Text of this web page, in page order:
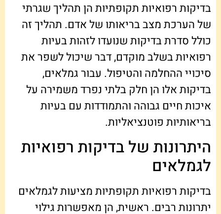
בדיקות רפואיות תקופתיות הן תהליך שגרתי
של הערכת מצב בריאותו של אדם. תהליך זה
כולל סדרת בדיקות שנועדו לזהות בעיות
רפואיות בשלב מוקדם, דבר שיכול לשפר את
סיכויי ההחלמה והטיפול. עבור גמלאים,
בדיקות אלו הן חלק בלתי נפרד משמירה על
איכות חיים גבוהה והתמודדות עם בעיות
בריאותיות פוטנציאליות.
היתרונות של בדיקות רפואיות
לגמלאים
בדיקות רפואיות תקופתיות מציעות לגמלאים
יתרונות רבים. ראשית, הן מאפשרות גילוי